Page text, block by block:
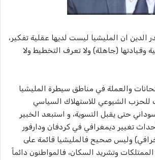
الدين ان المليشيا ليست لديها عقلية تفكير،
وقيادتها (جاهلة) ولا تعرف التخطيط ولا
والعملة في مناطق سيطرة المليشيا
الشيوعي للاستهلاك السياسي
حتى يقبل التسوية، و استبعد الخبير
تغيير ديمغرافي في كردفان ودارفور
وليس صحيح فالمليشيا قائمة على
وتشريد السكان، فالمواطنون دائماً